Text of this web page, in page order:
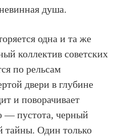
душа.
одна и та же
коллектив советских
по рельсам
двери в глубине
и поворачивает
— пустота, черный
тайны. Один только